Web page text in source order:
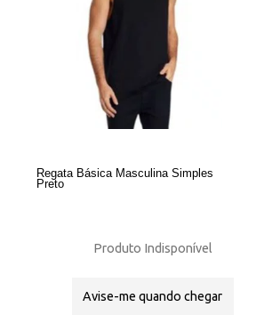
Regata Básica Masculina Simples
Preto
Produto Indisponível
Avise-me quando chegar